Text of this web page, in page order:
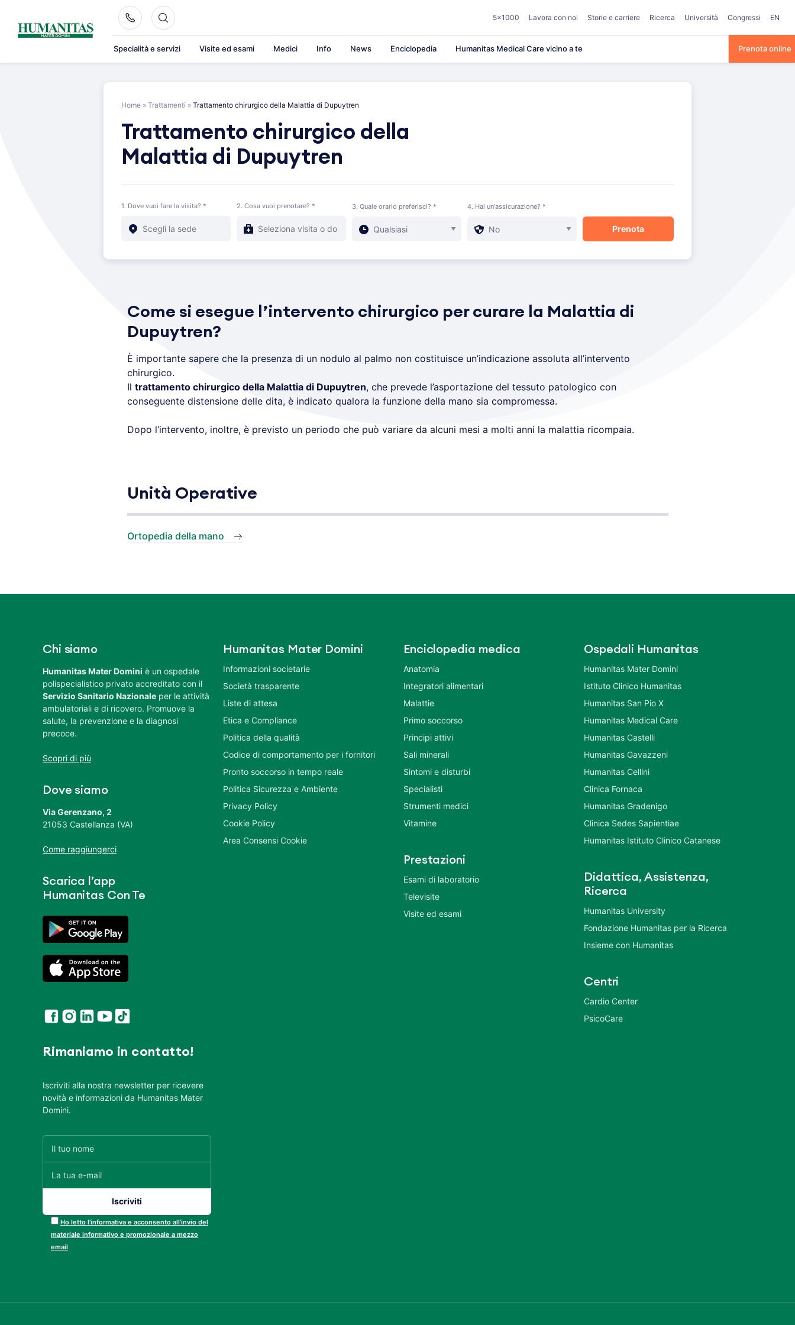
content
5×1000 Lavora con noi Storie e carriere Ricerca Università Congressi EN
Specialità e servizi Visite ed esami Medici Info News Enciclopedia Humanitas Medical Care vicino a te Prenota online
Home » Trattamenti » Trattamento chirurgico della Malattia di Dupuytren
Trattamento chirurgico della
Malattia di Dupuytren
1. Dove vuoi fare la visita? * 2. Cosa vuoi prenotare? * 3. Quale orario preferisci? * 4. Hai un'assicurazione? *
Come si esegue l’intervento chirurgico per curare la Malattia di
Dupuytren?
È importante sapere che la presenza di un nodulo al palmo non costituisce un’indicazione assoluta all’intervento
chirurgico.
Il trattamento chirurgico della Malattia di Dupuytren, che prevede l’asportazione del tessuto patologico con
conseguente distensione delle dita, è indicato qualora la funzione della mano sia compromessa.
Dopo l’intervento, inoltre, è previsto un periodo che può variare da alcuni mesi a molti anni la malattia ricompaia.
Unità Operative
Ortopedia della mano
Chi siamo
Humanitas Mater Domini è un ospedale
polispecialistico privato accreditato con il
Servizio Sanitario Nazionale per le attività
ambulatoriali e di ricovero. Promuove la
salute, la prevenzione e la diagnosi
precoce.
Scopri di più
Dove siamo
Via Gerenzano, 2
21053 Castellanza (VA)
Come raggiungerci
Scarica l’app
Humanitas Con Te
Rimaniamo in contatto!
Iscriviti alla nostra newsletter per ricevere
novità e informazioni da Humanitas Mater
Domini.
Ho letto l’informativa e acconsento all’invio del
materiale informativo e promozionale a mezzo
email
Humanitas Mater Domini
Informazioni societarie
Società trasparente
Liste di attesa
Etica e Compliance
Politica della qualità
Codice di comportamento per i fornitori
Pronto soccorso in tempo reale
Politica Sicurezza e Ambiente
Privacy Policy
Cookie Policy
Area Consensi Cookie
Enciclopedia medica
Anatomia
Integratori alimentari
Malattie
Primo soccorso
Principi attivi
Sali minerali
Sintomi e disturbi
Specialisti
Strumenti medici
Vitamine
Prestazioni
Esami di laboratorio
Televisite
Visite ed esami
Ospedali Humanitas
Humanitas Mater Domini
Istituto Clinico Humanitas
Humanitas San Pio X
Humanitas Medical Care
Humanitas Castelli
Humanitas Gavazzeni
Humanitas Cellini
Clinica Fornaca
Humanitas Gradenigo
Clinica Sedes Sapientiae
Humanitas Istituto Clinico Catanese
Didattica, Assistenza,
Ricerca
Humanitas University
Fondazione Humanitas per la Ricerca
Insieme con Humanitas
Centri
Cardio Center
PsicoCare